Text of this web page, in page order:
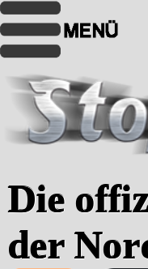
Die
der